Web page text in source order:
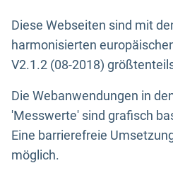
Diese Webseiten sind mit
harmonisierten
V2.1.2 (08-2018)
Die Webanwendungen in
'Messwerte' sind grafisch
Eine barrierefreie
möglich.